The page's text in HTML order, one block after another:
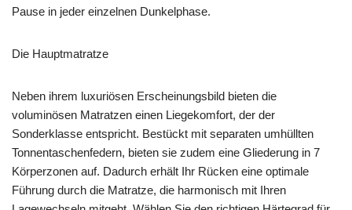
Pause in jeder einzelnen Dunkelphase.
Die Hauptmatratze
Neben ihrem luxuriösen Erscheinungsbild bieten die
voluminösen Matratzen einen Liegekomfort, der der
Sonderklasse entspricht. Bestückt mit separaten umhüllten
Tonnentaschenfedern, bieten sie zudem eine Gliederung in 7
Körperzonen auf. Dadurch erhält Ihr Rücken eine optimale
Führung durch die Matratze, die harmonisch mit Ihren